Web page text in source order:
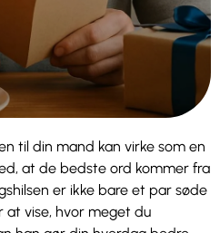
til din mand kan virke som en
at de bedste ord kommer fra
er ikke bare et par søde
at vise, hvor meget du